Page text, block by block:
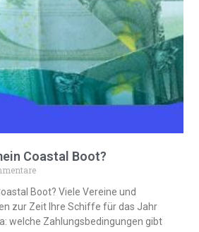
Coastal Boot?
Boot? Viele Vereine und
zur Zeit Ihre Schiffe für das Jahr
welche Zahlungsbedingungen gibt